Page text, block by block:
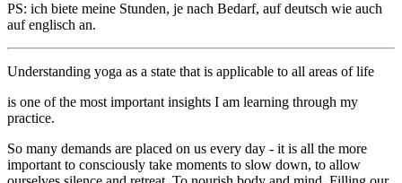
PS: ich biete meine Stunden, je nach Bedarf, auf deutsch wie auch
auf englisch an.
Understanding yoga as a state that is applicable to all areas of life
is one of the most important insights I am learning through my
practice.
So many demands are placed on us every day - it is all the more
important to consciously take moments to slow down, to allow